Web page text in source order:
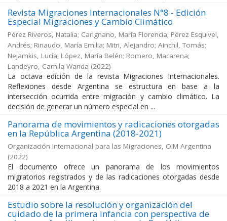
Revista Migraciones Internacionales N°8 - Edición
Especial Migraciones y Cambio Climático
Pérez Riveros, Natalia; Carignano, María Florencia; Pérez Esquivel,
Andrés; Rinaudo, María Emilia; Mitri, Alejandro; Ainchil, Tomás;
Nejamkis, Lucía; López, María Belén; Romero, Macarena;
Landeyro, Camila Wanda (2022)
La octava edición de la revista Migraciones Internacionales.
Reflexiones desde Argentina se estructura en base a la
intersección ocurrida entre migración y cambio climático. La
decisión de generar un número especial en ...
Panorama de movimientos y radicaciones otorgadas
en la República Argentina (2018-2021)
Organización Internacional para las Migraciones, OIM Argentina
(2022)
El documento ofrece un panorama de los movimientos
migratorios registrados y de las radicaciones otorgadas desde
2018 a 2021 en la Argentina.
Estudio sobre la resolución y organización del
cuidado de la primera infancia con perspectiva de